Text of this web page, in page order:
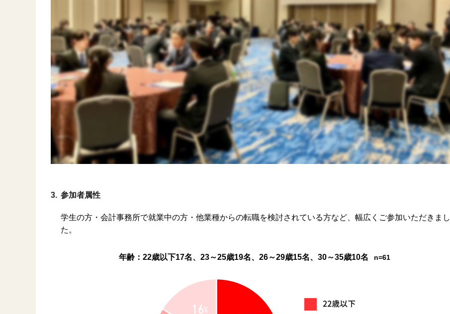
3. 参加者属性
学生の方・会計事務所で就業中の方・他業種からの転職を検討されている方など、幅広くご参加いただきまし
た。
年齢： 22歳以下17名、23～25歳19名、26～29歳15名、30～35歳10名 n=61